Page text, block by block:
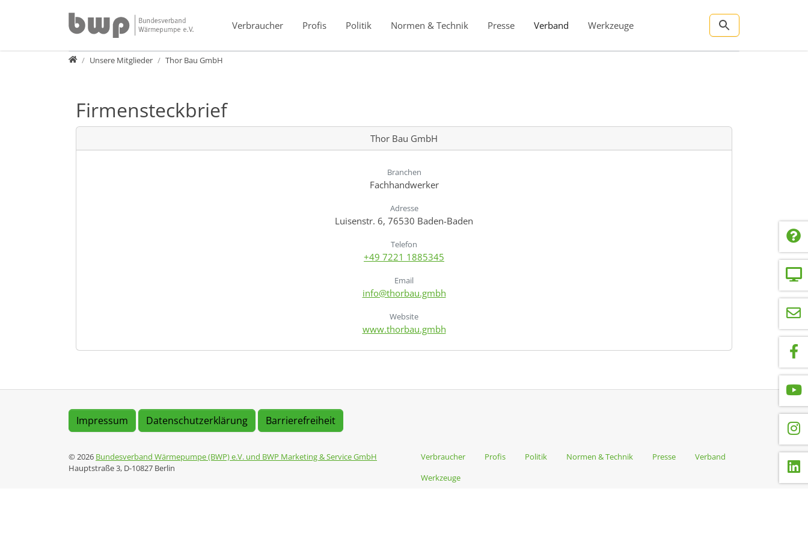
Verbraucher
Profis Politik Normen & Technik Presse Verband Werkzeuge
Verband
Unsere Mitglieder Thor Bau GmbH
Firmensteckbrief
Thor Bau GmbH
Branchen
Fachhandwerker
Adresse
Luisenstr. 6, 76530 Baden-Baden
Telefon
+49 7221 1885345
Email
info@thorbau.gmbh
Website
www.thorbau.gmbh
Impressum Datenschutzerklärung Barrierefreiheit
© 2026 Bundesverband Wärmepumpe (BWP) e.V. und BWP Marketing & Service GmbH
Hauptstraße 3, D-10827 Berlin
Verbraucher Profis Politik Normen & Technik Presse
Verband
Werkzeuge